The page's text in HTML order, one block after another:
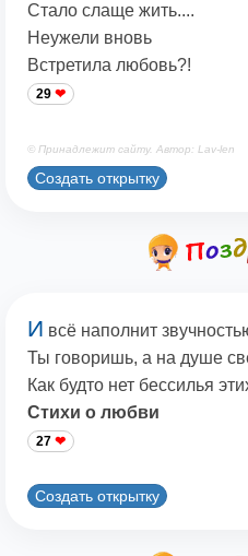
Стало слаще жить....
Неужели вновь
Встретила любовь?!
29
© Принадлежит сайту. Автор: Lav-len
Создать открытку
И всё наполнит
Ты говоришь, а на душе
Как будто нет бессилья
Стихи о любви
27
Создать открытку